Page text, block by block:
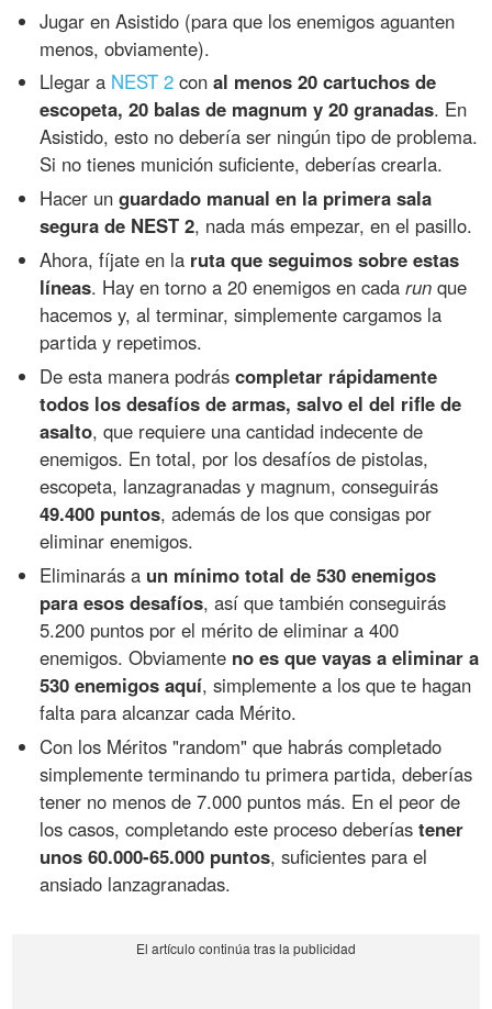
Jugar en Asistido (para que los enemigos aguanten
menos, obviamente).
Llegar a NEST 2 conal menos 20 cartuchos de
escopeta, 20 balas de magnum y 20 granadas. En
Asistido, esto no debería ser ningún tipo de problema.
Si no tienes munición suficiente, deberías crearla.
Hacer unguardado manual en la primera sala
segura de NEST 2, nada más empezar, en el pasillo.
Ahora, fíjate en la ruta que seguimos sobre estas
líneas. Hay en torno a 20 enemigos en cadarun que
hacemos y, al terminar, simplemente cargamos la
partida y repetimos.
De esta manera podráscompletar rápidamente
todos los desafíos de armas, salvo el del rifle de
asalto, que requiere una cantidad indecente de
enemigos. En total, por los desafíos de pistolas,
escopeta, lanzagranadas y magnum, conseguirás
49.400 puntos, además de los que consigas por
eliminar enemigos.
Eliminarás a un mínimo total de 530 enemigos
para esos desafíos, así que también conseguirás
5.200 puntos por el mérito de eliminar a 400
enemigos. Obviamente no es que vayas a eliminar a
530 enemigos aquí, simplemente a los que te hagan
falta para alcanzar cada Mérito.
Con los Méritos "random" que habrás completado
simplemente terminando tu primera partida, deberías
tener no menos de 7.000 puntos más. En el peor de
los casos, completando este proceso deberíastener
unos 60.000-65.000 puntos, suficientes para el
ansiado lanzagranadas.